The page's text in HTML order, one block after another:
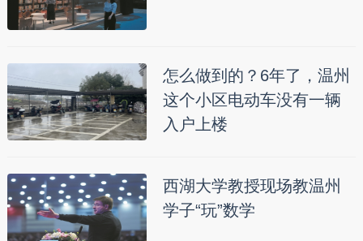
怎么做到的？6年了，温州
这个小区电动车没有一辆
入户上楼
西湖大学教授现场教温州
学子“玩”数学